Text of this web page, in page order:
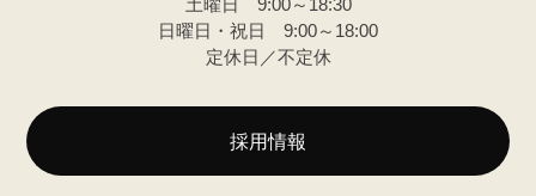
日曜日・祝日 9:00～18:00
定休日／不定休
採用情報